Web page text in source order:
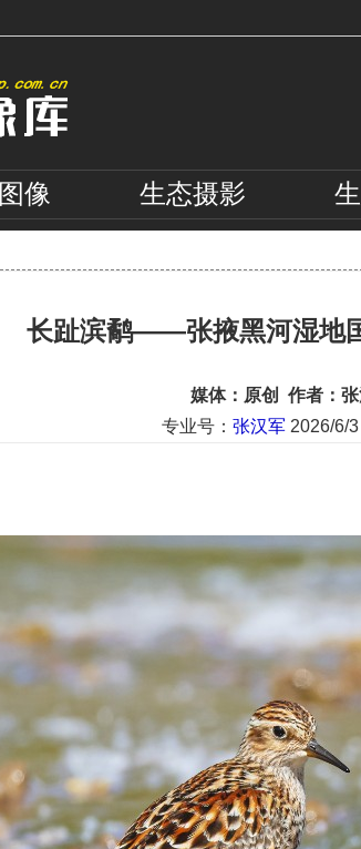
图像 生态摄影
长趾滨鹬——张掖黑河湿地
媒体：原创 作者：
专业号： 张汉军 2026/6/